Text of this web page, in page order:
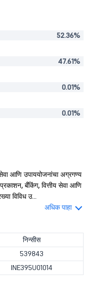
52.36%
47.61%
0.01%
0.01%
आणि उपाययोजनांचा अग्रगण्य
बँकिंग, वित्तीय सेवा आणि
विविध उ...
अधिक पाहा
निन्सीस
539843
INE395U01014